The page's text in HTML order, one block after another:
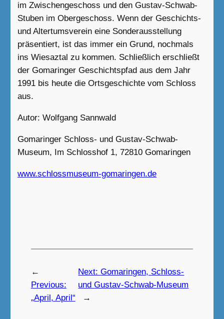
im Zwischengeschoss und den Gustav-Schwab-
Stuben im Obergeschoss. Wenn der Geschichts-
und Altertumsverein eine Sonderausstellung
präsentiert, ist das immer ein Grund, nochmals
ins Wiesaztal zu kommen. Schließlich erschließt
der Gomaringer Geschichtspfad aus dem Jahr
1991 bis heute die Ortsgeschichte vom Schloss
aus.
Autor: Wolfgang Sannwald
Gomaringer Schloss- und Gustav-Schwab-
Museum, Im Schlosshof 1, 72810 Gomaringen
www.schlossmuseum-gomaringen.de
←
Previous:
„April, April“
Next:Gomaringen, Schloss-
und Gustav-Schwab-Museum
→